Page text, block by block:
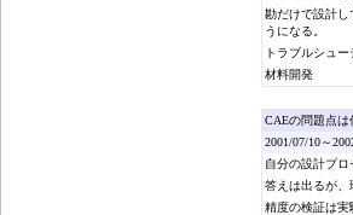
勘だけで設計し
うになる。
トラブルシュ
材料開発
CAEの問題点は
2001/07/10～
自分の設計プ
答えは出るが、
精度の検証は実